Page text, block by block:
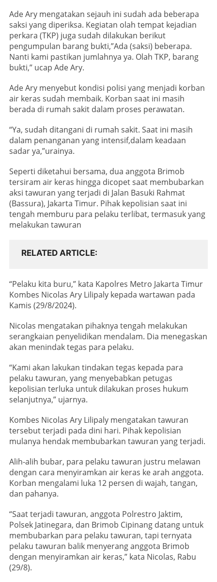
Ade Ary mengatakan sejauh ini sudah ada beberapa
saksi yang diperiksa. Kegiatan olah tempat kejadian
perkara (TKP) juga sudah dilakukan berikut
pengumpulan barang bukti,”Ada (saksi) beberapa.
Nanti kami pastikan jumlahnya ya. Olah TKP, barang
bukti,” ucap Ade Ary.
Ade Ary menyebut kondisi polisi yang menjadi korban
air keras sudah membaik. Korban saat ini masih
berada di rumah sakit dalam proses perawatan.
“Ya, sudah ditangani di rumah sakit. Saat ini masih
dalam penanganan yang intensif,dalam keadaan
sadar ya,”urainya.
Seperti diketahui bersama, dua anggota Brimob
tersiram air keras hingga dicopet saat membubarkan
aksi tawuran yang terjadi di Jalan Basuki Rahmat
(Bassura), Jakarta Timur. Pihak kepolisian saat ini
tengah memburu para pelaku terlibat, termasuk yang
melakukan tawuran
RELATED ARTICLE
“Pelaku kita buru,” kata Kapolres Metro Jakarta Timur
Kombes Nicolas Ary Lilipaly kepada wartawan pada
Kamis (29/8/2024).
Nicolas mengatakan pihaknya tengah melakukan
serangkaian penyelidikan mendalam. Dia menegaskan
akan menindak tegas para pelaku.
“Kami akan lakukan tindakan tegas kepada para
pelaku tawuran, yang menyebabkan petugas
kepolisian terluka untuk dilakukan proses hukum
selanjutnya,” ujarnya.
Kombes Nicolas Ary Lilipaly mengatakan tawuran
tersebut terjadi pada dini hari. Pihak kepolisian
mulanya hendak membubarkan tawuran yang terjadi.
Alih-alih bubar, para pelaku tawuran justru melawan
dengan cara menyiramkan air keras ke arah anggota.
Korban mengalami luka 12 persen di wajah, tangan,
dan pahanya.
“Saat terjadi tawuran, anggota Polrestro Jaktim,
Polsek Jatinegara, dan Brimob Cipinang datang untuk
membubarkan para pelaku tawuran, tapi ternyata
pelaku tawuran balik menyerang anggota Brimob
dengan menyiramkan air keras,” kata Nicolas, Rabu
(29/8).